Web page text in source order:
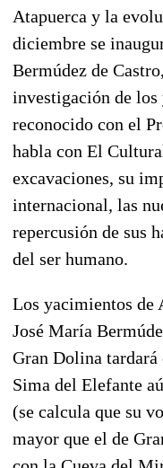
Atapuerca y la
diciembre se
Bermúdez de
investigación de
reconocido con el
habla con El
excavaciones, su
internacional, las
repercusión de sus
del ser humano.
Los yacimientos de
José María
Gran Dolina tardará
Sima del Elefante
(se calcula que su
mayor que el de